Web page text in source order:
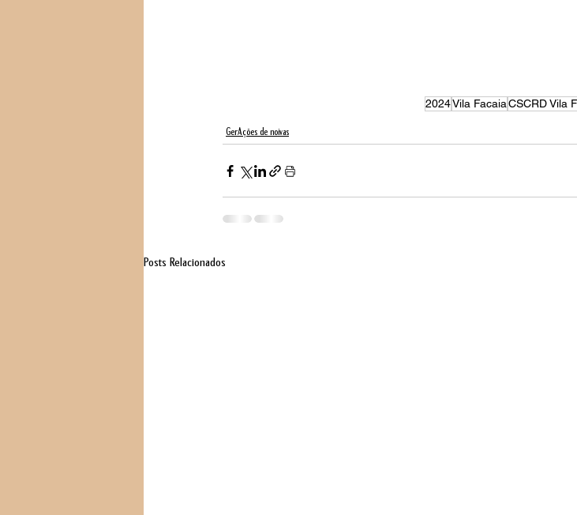
2024Vila FacaiaCSCRD Vila
GerAções de noivas
Posts Relacionados